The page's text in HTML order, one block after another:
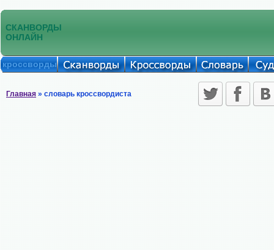
СКАНВОРДЫ
ОНЛАЙН
кроссворды
Главная » словарь кроссвордиста